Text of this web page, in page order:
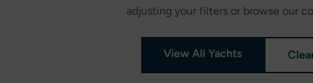
adjusting your filters or browse our
View All Yachts